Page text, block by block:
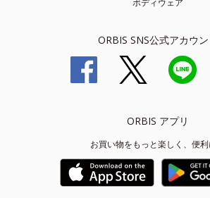
ボディウェア
ORBIS SNS公式アカウン
ORBIS アプリ
お買い物をもっと楽しく、便利